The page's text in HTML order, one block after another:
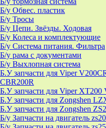
Б/у Обвес. пластик
Б/у Тросы
Б/у Цепи. Звёзды. Ходовая
Б/у Колеса и комплектующие
Б/у Система питания. Фильтра
Б/у рама с документами
Б/у Выхлопная система
Б.У запчасти для Viper
CBR200R
Б.У запчасти для Viper XT200
Б.У запчасти для Zongshen
Б.У запчасти для Zongshen
Б/у Запчасти на двигатель